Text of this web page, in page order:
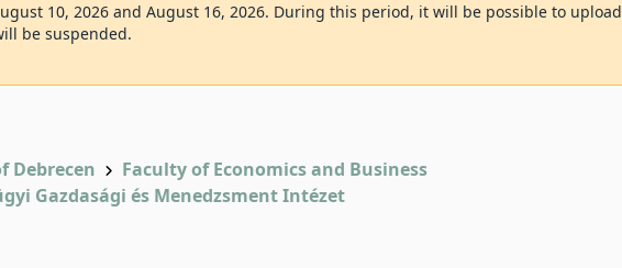
10, 2026 and August 16, 2026. During this period, it will be possible to upload
be suspended.
Debrecen
Faculty of Economics and Business
Gazdasági és Menedzsment Intézet